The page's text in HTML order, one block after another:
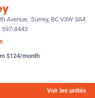
Avenue, Surrey, BC V3W 3A4
597-8443
$124/month
Voir les unités